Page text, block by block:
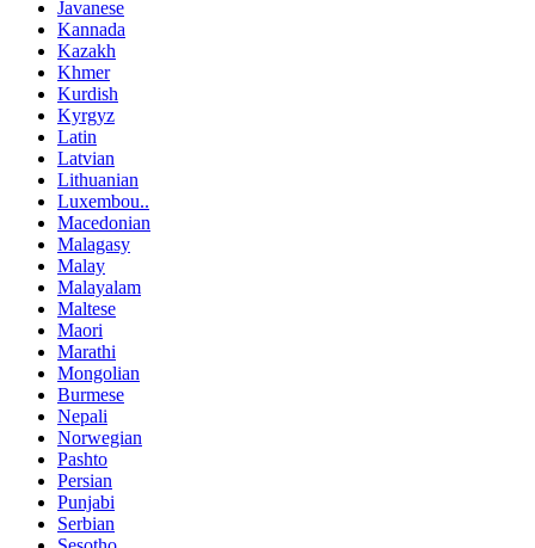
Javanese
Kannada
Kazakh
Khmer
Kurdish
Kyrgyz
Latin
Latvian
Lithuanian
Luxembou..
Macedonian
Malagasy
Malay
Malayalam
Maltese
Maori
Marathi
Mongolian
Burmese
Nepali
Norwegian
Pashto
Persian
Punjabi
Serbian